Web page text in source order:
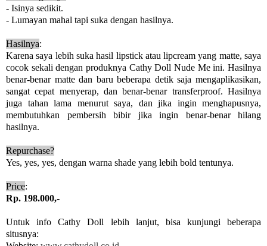
- Isinya sedikit.
- Lumayan mahal tapi suka dengan hasilnya.
Hasilnya:
Karena saya lebih suka hasil lipstick atau lipcream yang matte, saya
cocok sekali dengan produknya Cathy Doll Nude Me ini. Hasilnya
benar-benar matte dan baru beberapa detik saja mengaplikasikan,
sangat cepat menyerap, dan benar-benar transferproof. Hasilnya
juga tahan lama menurut saya, dan jika ingin menghapusnya,
membutuhkan pembersih bibir jika ingin benar-benar hilang
hasilnya.
Repurchase?
Yes, yes, yes, dengan warna shade yang lebih bold tentunya.
Price:
Rp. 198.000,-
Untuk info Cathy Doll lebih lanjut, bisa kunjungi beberapa
situsnya: